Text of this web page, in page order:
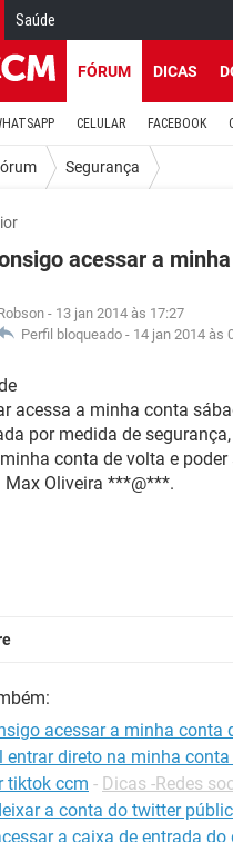
Saúde
FÓRUM DICAS
CELULAR FACEBOOK
Segurança
acessar a
- 13 jan 2014 às 17:27
Perfil bloqueado - 14 jan 2014 às
acessa a minha conta
por medida de
conta de volta e
Max Oliveira ***@***.
acessar a minha conta
entrar direto na minha
tiktok ccm - Dicas -Redes
a conta do twitter
a caixa de entrada do